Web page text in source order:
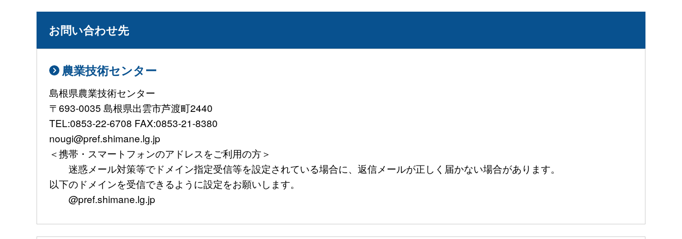
お問い合わせ先
農業技術センター
島根県農業技術センター
〒693-0035 島根県出雲市芦渡町2440
TEL:0853-22-6708 FAX:0853-21-8380
nougi@pref.shimane.lg.jp
＜携帯・スマートフォンのアドレスをご利用の方＞
迷惑メール対策等でドメイン指定受信等を設定されている場合に、返信メールが正しく届かない場合があります。
以下のドメインを受信できるように設定をお願いします。
@pref.shimane.lg.jp